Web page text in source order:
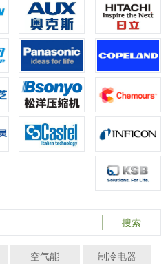
搜索
空气能
制冷电器